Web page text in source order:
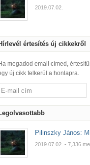
2019.07.02.
értesítés új cikkekről
megadod email címed,
új cikk felkerül a honlapra.
Pilinszky János:
2019.07.02. - 7,336